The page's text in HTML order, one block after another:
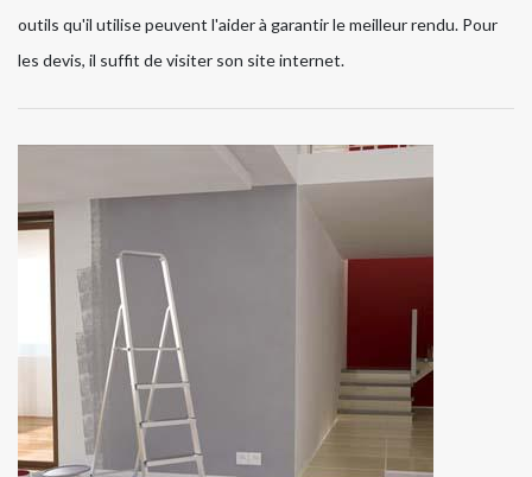
outils qu'il utilise peuvent l'aider à garantir le meilleur rendu. Pour
les devis, il suffit de visiter son site internet.